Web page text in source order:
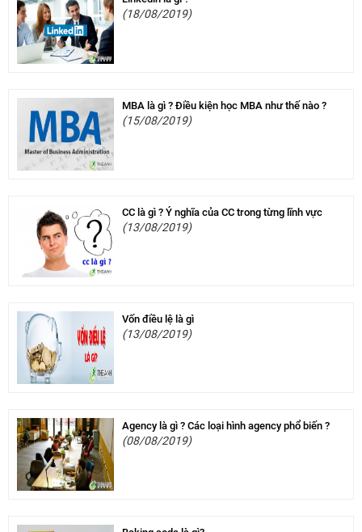
(18/08/2019)
MBA là gì ? Điều kiện học MBA như thế nào ?
(15/08/2019)
CC là gì ? Ý nghĩa của CC trong từng lĩnh vực
(13/08/2019)
Vốn điều lệ là gì
(13/08/2019)
Agency là gì ? Các loại hình agency phổ biến ?
(08/08/2019)